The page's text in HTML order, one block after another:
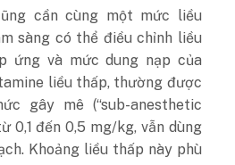
cần cùng một mức liều
sàng có thể điều chỉnh liều
ứng và mức dung nạp của
liều thấp, thường được
gây mê (“sub-anesthetic
0,1 đến 0,5 mg/kg, vẫn dùng
Khoảng liều thấp này phù